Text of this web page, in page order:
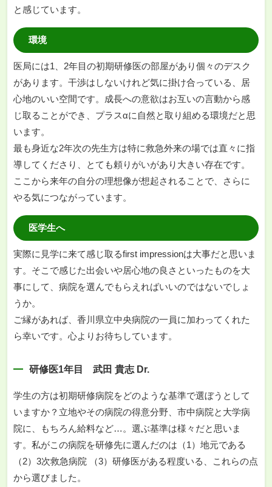
と感じています。
環境
医局には1、2年目の初期研修医の部屋があり個々のデスク
があります。干渉はしないけれど気に掛け合っている、居
心地のいい空間です。成長への意欲はお互いの言動から感
じ取ることができ、プラスαに自然と取り組める環境だと思
います。
最も身近な2年次の先生方は特に救急外来の場では直々に指
導してくださり、とても頼りがいがあり大きい存在です。
ここから来年の自分の理想像が想起されることで、さらに
やる気につながっています。
医学生へ
実際に見学に来て感じ取るfirst impressionは大事だと思いま
す。そこで感じた出会いや居心地の良さといったものを大
事にして、病院を選んでもらえればいいのではないでしょ
うか。
ご縁があれば、香川県立中央病院の一員に加わってくれた
ら幸いです。心よりお待ちしています。
研修医1年目 武田 貴志 Dr.
学生の方は初期研修病院をどのような基準で選ぼうとして
いますか？立地やその病院の得意分野、市中病院と大学病
院に、もちろん給料など…。選ぶ基準は様々だと思いま
す。私がこの病院を研修先に選んだのは（1）地元である
（2）3次救急病院 （3）研修医がある程度いる、これらの点
から選びました。